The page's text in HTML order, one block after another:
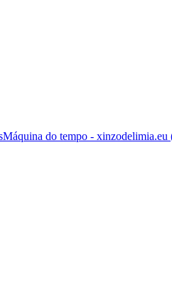
Máquina do tempo - xinzodelimia.eu